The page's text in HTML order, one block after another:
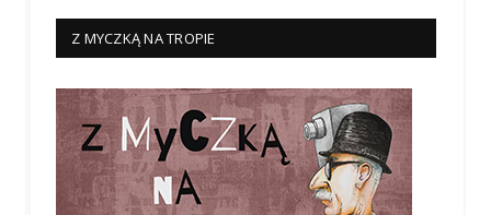
Z MYCZKĄ NA TROPIE